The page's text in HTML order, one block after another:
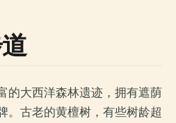
的大西洋森林遗迹，拥有遮荫
。古老的黄檀树，有些树龄超